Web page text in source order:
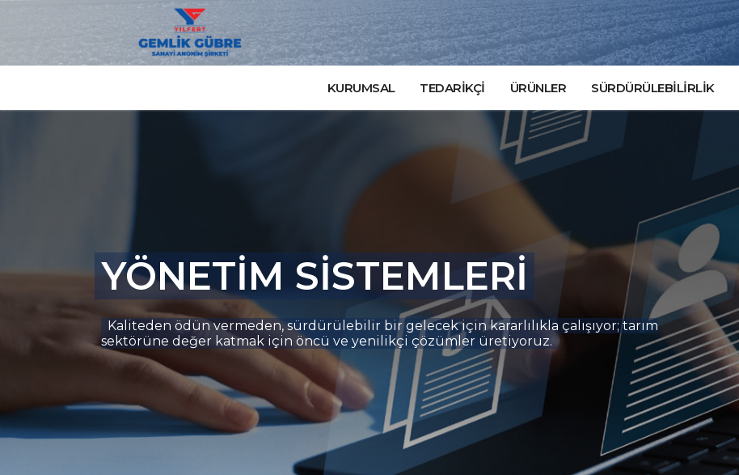
KURUMSAL TEDARİKÇİ ÜRÜNLER SÜRDÜRÜLEBİLİRLİK
YÖNETİM SİSTEMLERİ
Kaliteden ödün vermeden, sürdürülebilir bir gelecek için kararlılıkla çalışıyor; tarım
sektörüne değer katmak için öncü ve yenilikçi çözümler üretiyoruz.